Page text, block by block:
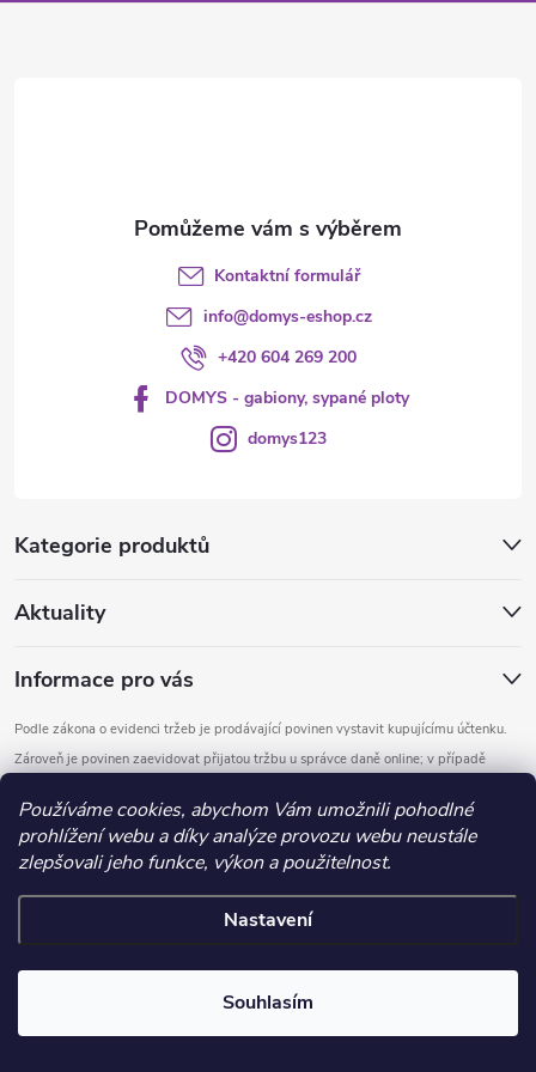
Používáme cookies, abychom Vám umožnili pohodlné
prohlížení webu a díky analýze provozu webu neustále
zlepšovali jeho funkce, výkon a použitelnost.
Nastavení
Souhlasím
Kategorie produktů
Aktuality
Informace pro vás
Podle zákona o evidenci tržeb je prodávající povinen vystavit kupujícímu účtenku.
Zároveň je povinen zaevidovat přijatou tržbu u správce daně online; v případě
Kontaktní formulář
info@domys-eshop.cz
+420 604 269 200
DOMYS - gabiony, sypané ploty
domys123
Vytvořil Shoptet
Copyright 2026DOMYS. Všechna práva vyhrazena.
.detail-parameters img, .basic-description img, .extended-description
img, .category-perex img, .category-description img, .article-content